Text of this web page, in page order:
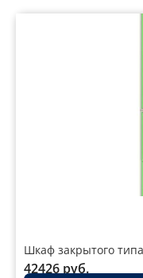
Шкаф закрытого
42426 руб.